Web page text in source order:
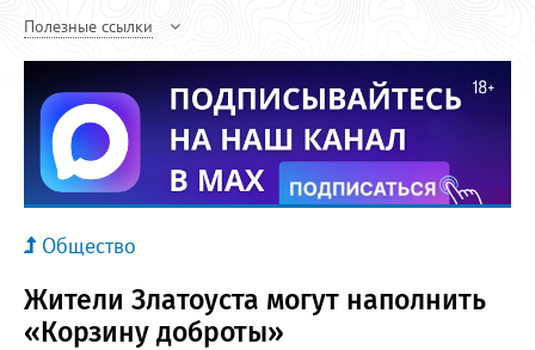
Полезные ссылки
Общество
Жители Златоуста могут наполнить
«Корзину доброты»